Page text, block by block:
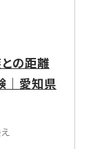
との距離
｜愛知県